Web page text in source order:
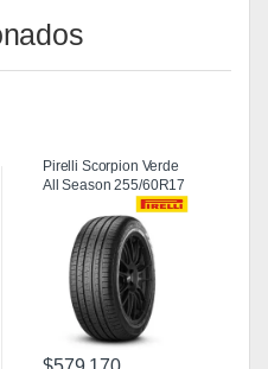
Pirelli Scorpion Verde
All Season 255/60R17